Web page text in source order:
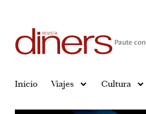
Paute
Inicio Viajes Cultura